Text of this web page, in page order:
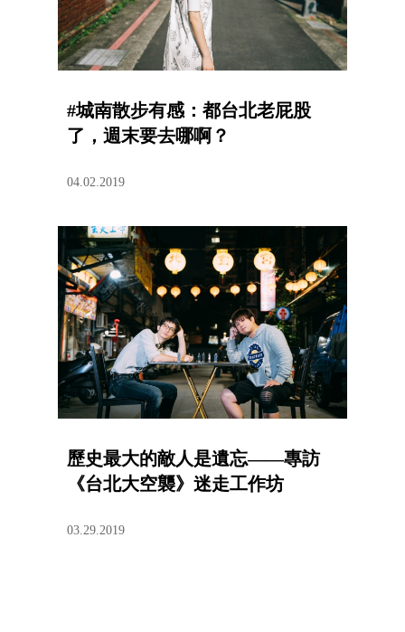
#城南散步有感：都台北老屁股
了，週末要去哪啊？
04.02.2019
歷史最大的敵人是遺忘——專訪
《台北大空襲》迷走工作坊
03.29.2019